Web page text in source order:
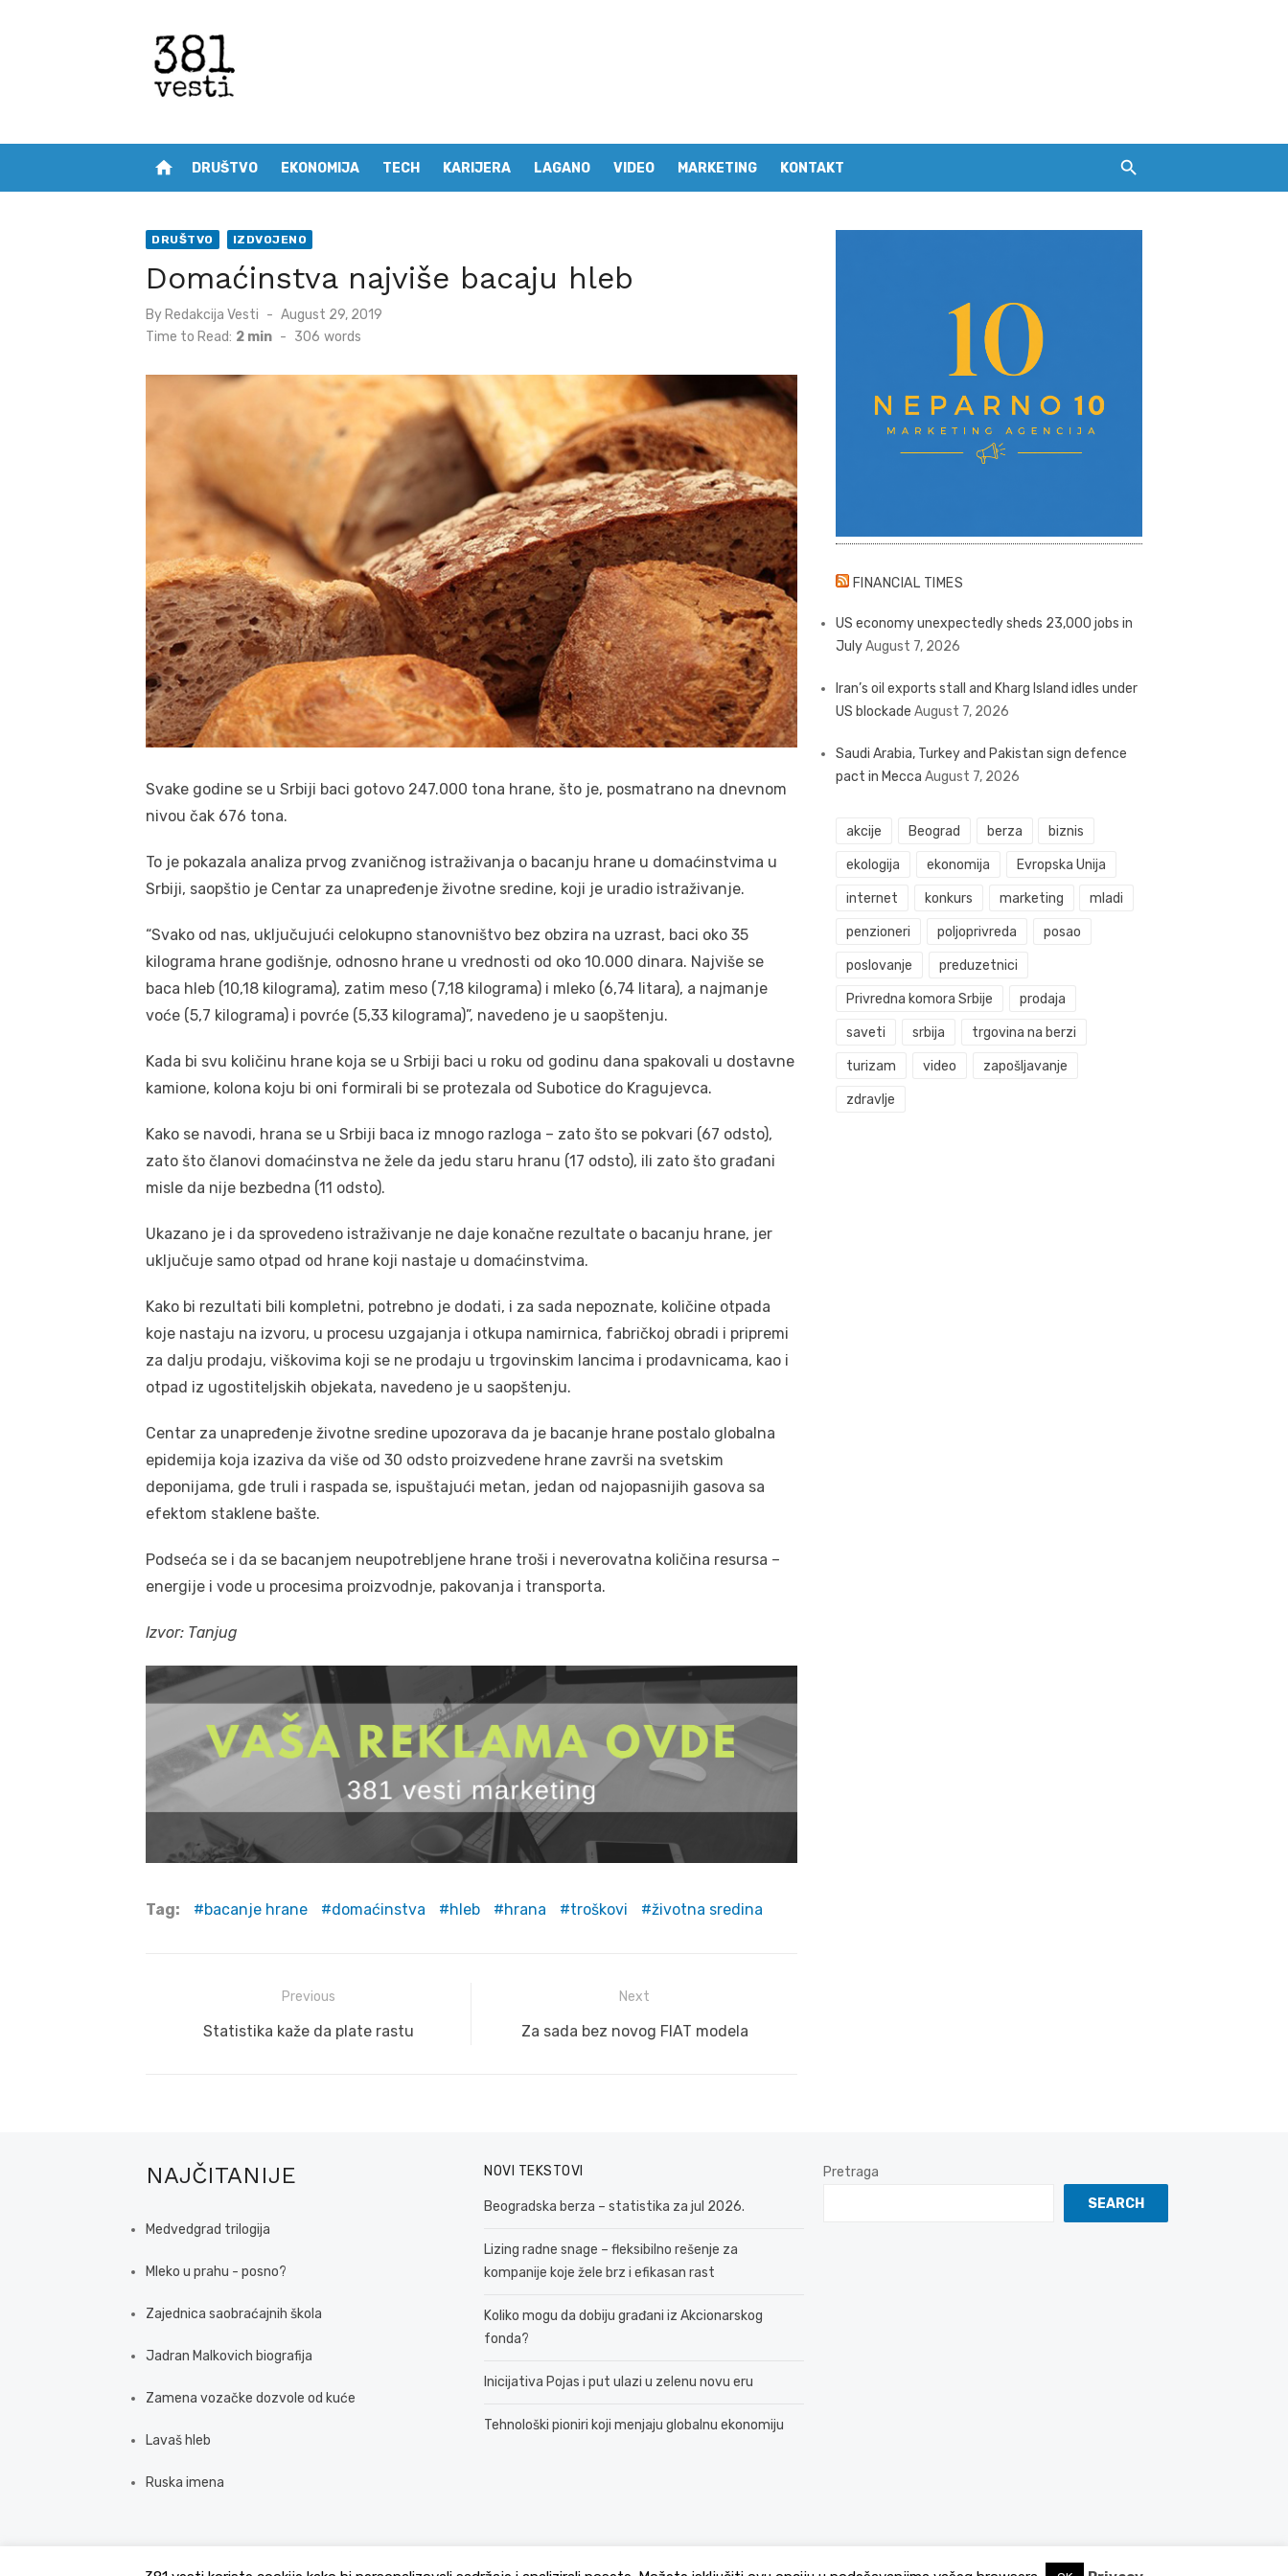
home DRUŠTVO EKONOMIJA TECH KARIJERA LAGANO VIDEO MARKETING KONTAKT
DRUŠTVO IZDVOJENO
Domaćinstva najviše bacaju hleb
By Redakcija Vesti
Posted
August 29, 2019
Time to Read: 2 min - 306 words
Svake godine se u Srbiji baci gotovo 247.000 tona hrane, što je, posmatrano na dnevnom
nivou čak 676 tona.
To je pokazala analiza prvog zvaničnog istraživanja o bacanju hrane u domaćinstvima u
Srbiji, saopštio je Centar za unapređenje životne sredine, koji je uradio istraživanje.
“Svako od nas, uključujući celokupno stanovništvo bez obzira na uzrast, baci oko 35
kilograma hrane godišnje, odnosno hrane u vrednosti od oko 10.000 dinara. Najviše se
baca hleb (10,18 kilograma), zatim meso (7,18 kilograma) i mleko (6,74 litara), a najmanje
voće (5,7 kilograma) i povrće (5,33 kilograma)”, navedeno je u saopštenju.
Kada bi svu količinu hrane koja se u Srbiji baci u roku od godinu dana spakovali u dostavne
kamione, kolona koju bi oni formirali bi se protezala od Subotice do Kragujevca.
Kako se navodi, hrana se u Srbiji baca iz mnogo razloga – zato što se pokvari (67 odsto),
zato što članovi domaćinstva ne žele da jedu staru hranu (17 odsto), ili zato što građani
misle da nije bezbedna (11 odsto).
Ukazano je i da sprovedeno istraživanje ne daje konačne rezultate o bacanju hrane, jer
uključuje samo otpad od hrane koji nastaje u domaćinstvima.
Kako bi rezultati bili kompletni, potrebno je dodati, i za sada nepoznate, količine otpada
koje nastaju na izvoru, u procesu uzgajanja i otkupa namirnica, fabričkoj obradi i pripremi
za dalju prodaju, viškovima koji se ne prodaju u trgovinskim lancima i prodavnicama, kao i
otpad iz ugostiteljskih objekata, navedeno je u saopštenju.
Centar za unapređenje životne sredine upozorava da je bacanje hrane postalo globalna
epidemija koja izaziva da više od 30 odsto proizvedene hrane završi na svetskim
deponijama, gde truli i raspada se, ispuštajući metan, jedan od najopasnijih gasova sa
efektom staklene bašte.
Podseća se i da se bacanjem neupotrebljene hrane troši i neverovatna količina resursa –
energije i vode u procesima proizvodnje, pakovanja i transporta.
Izvor: Tanjug
Tag: bacanje hrane domaćinstva hleb hrana troškovi životna sredina
navigation
Previous
Previous
Statistika kaže da plate rastu
Next
Next
Za sada bez novog FIAT modela
FINANCIAL TIMES
US economy unexpectedly sheds 23,000 jobs in
JulyAugust 7, 2026
Iran’s oil exports stall and Kharg Island idles under
US blockade August 7, 2026
Saudi Arabia, Turkey and Pakistan sign defence
pact in Mecca August 7, 2026
akcije Beograd berza biznis
ekologija ekonomija Evropska Unija
internet konkurs marketing mladi
penzioneri poljoprivreda posao
poslovanje preduzetnici
Privredna komora Srbije prodaja
saveti srbija trgovina na berzi
turizam video zapošljavanje
zdravlje
NAJČITANIJE
Medvedgrad trilogija
Mleko u prahu - posno?
Zajednica saobraćajnih škola
Jadran Malkovich biografija
Zamena vozačke dozvole od kuće
Lavaš hleb
Ruska imena
NOVI TEKSTOVI
Beogradska berza – statistika za jul 2026.
Lizing radne snage – fleksibilno rešenje za
kompanije koje žele brz i efikasan rast
Koliko mogu da dobiju građani iz Akcionarskog
fonda?
Inicijativa Pojas i put ulazi u zelenu novu eru
Tehnološki pioniri koji menjaju globalnu ekonomiju
Pretraga
SEARCH